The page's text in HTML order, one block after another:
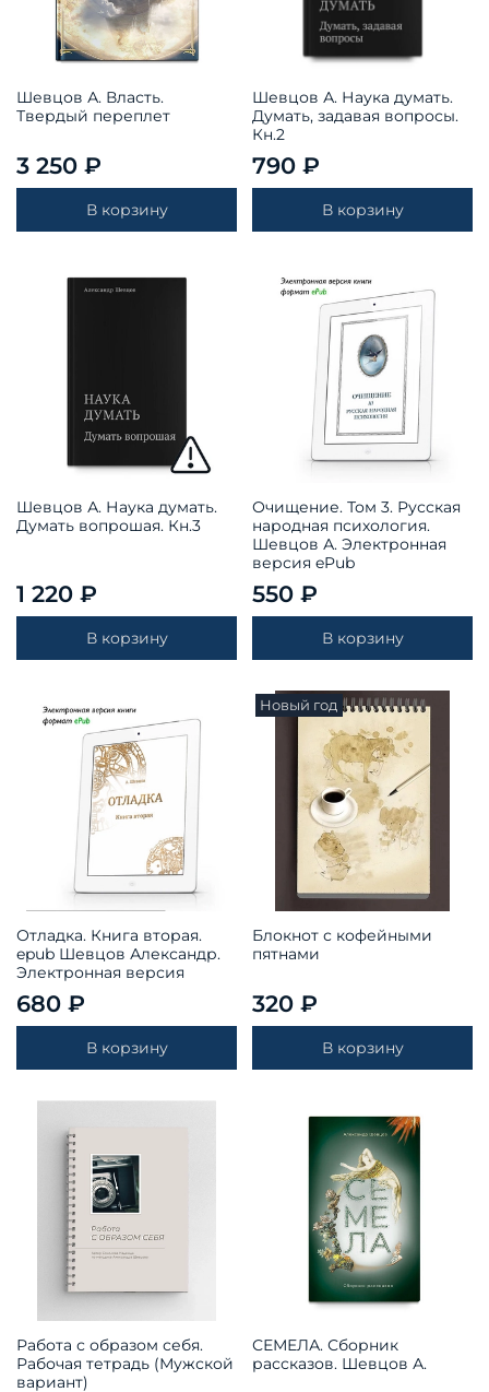
Шевцов А. Власть.
Твердый переплет
3 250 ₽
В корзину
Шевцов А. Наука думать.
Думать, задавая вопросы.
Кн.2
790 ₽
В корзину
Шевцов А. Наука думать.
Думать вопрошая. Кн.3
1 220 ₽
В корзину
Очищение. Том 3. Русская
народная психология.
Шевцов А. Электронная
версия ePub
550 ₽
В корзину
Отладка. Книга вторая.
epub Шевцов Александр.
Электронная версия
680 ₽
В корзину
Новый год
Блокнот с кофейными
пятнами
320 ₽
В корзину
Работа с образом себя.
Рабочая тетрадь (Мужской
вариант)
СЕМЕЛА. Сборник
рассказов. Шевцов А.